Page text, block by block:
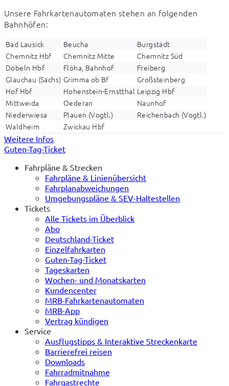
Unsere Fahrkartenautomaten stehen an folgenden
Bahnhöfen:
Bad Lausick Beucha
Burgstädt
Chemnitz Hbf
Chemnitz Mitte
Chemnitz Süd
Döbeln Hbf
Flöha, Bahnhof
Freiberg
Glauchau (Sachs) Grimma ob Bf
Großsteinberg
Hof Hbf
Hohenstein-Ernstthal Leipzig Hbf
Mittweida
Oederan
Naunhof
Niederwiesa
Plauen (Vogtl.)
Reichenbach (Vogtl.)
Waldheim
Zwickau Hbf
Weitere Infos
Guten-Tag-Ticket
Fahrpläne & Strecken
Fahrpläne & Linienübersicht
Fahrplanabweichungen
Umgebungspläne & SEV-Haltestellen
Tickets
Alle Tickets im Überblick
Abo
Deutschland-Ticket
Einzelfahrkarten
Guten-Tag-Ticket
Tageskarten
Wochen- und Monatskarten
Kundencenter
MRB-Fahrkartenautomaten
MRB-App
Vertrag kündigen
Service
Ausflugstipps & Interaktive Streckenkarte
Barrierefrei reisen
Downloads
Fahrradmitnahme
Fahrgastrechte